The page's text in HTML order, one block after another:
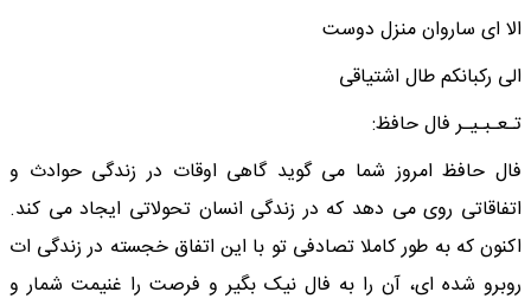
الا ای ساروان منزل دوست
الی رکبانکم طال اشتیاقی
تـعـبـیـر فال حافظ:
فال حافظ امروز شما می گوید گاهی اوقات در زندگی حوادث و
اتفاقاتی روی می دهد که در زندگی انسان تحولاتی ایجاد می کند.
اکنون که به طور کاملا تصادفی تو با این اتفاق خجسته در زندگی ات
روبرو شده ای، آن را به فال نیک بگیر و فرصت را غنیمت شمار و